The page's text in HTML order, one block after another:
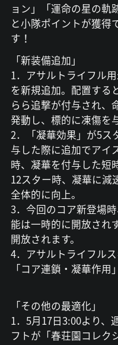
ョン」「運命の星の軌
と小隊ポイントが獲得
す！
「新装備追加」
1．アサルトライフル
を新規追加。配置する
らら追撃が付与され、
発動し、標的に凍傷を
2．「凝華効果」が5ス
与した際に追加でアイ
時、凝華を付与した短
12スター時、凝華に減
全体的に向上。
3．今回のコア新登場
能は一時的に開放され
開放されます。
4．アサルトライフル
「コア連鎖・凝華作用
「その他の最適化」
1．5月17日3:00より、
フトが「春荘園コレク